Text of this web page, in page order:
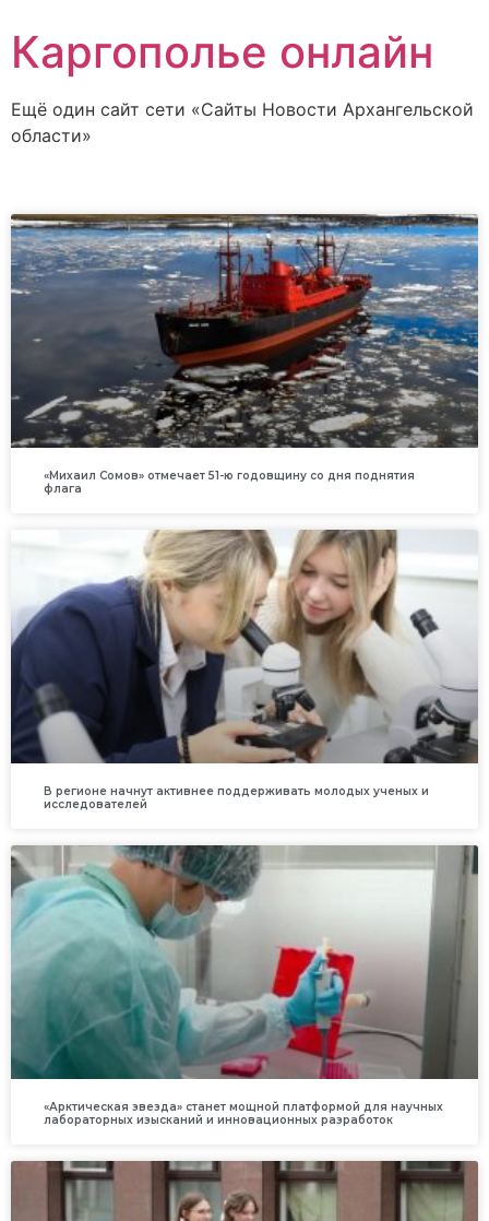
Каргополье онлайн
Ещё один сайт сети «Сайты Новости Архангельской
области»
«Михаил Сомов» отмечает 51-ю годовщину со дня поднятия
флага
В регионе начнут активнее поддерживать молодых ученых и
исследователей
«Арктическая звезда» станет мощной платформой для научных
лабораторных изысканий и инновационных разработок